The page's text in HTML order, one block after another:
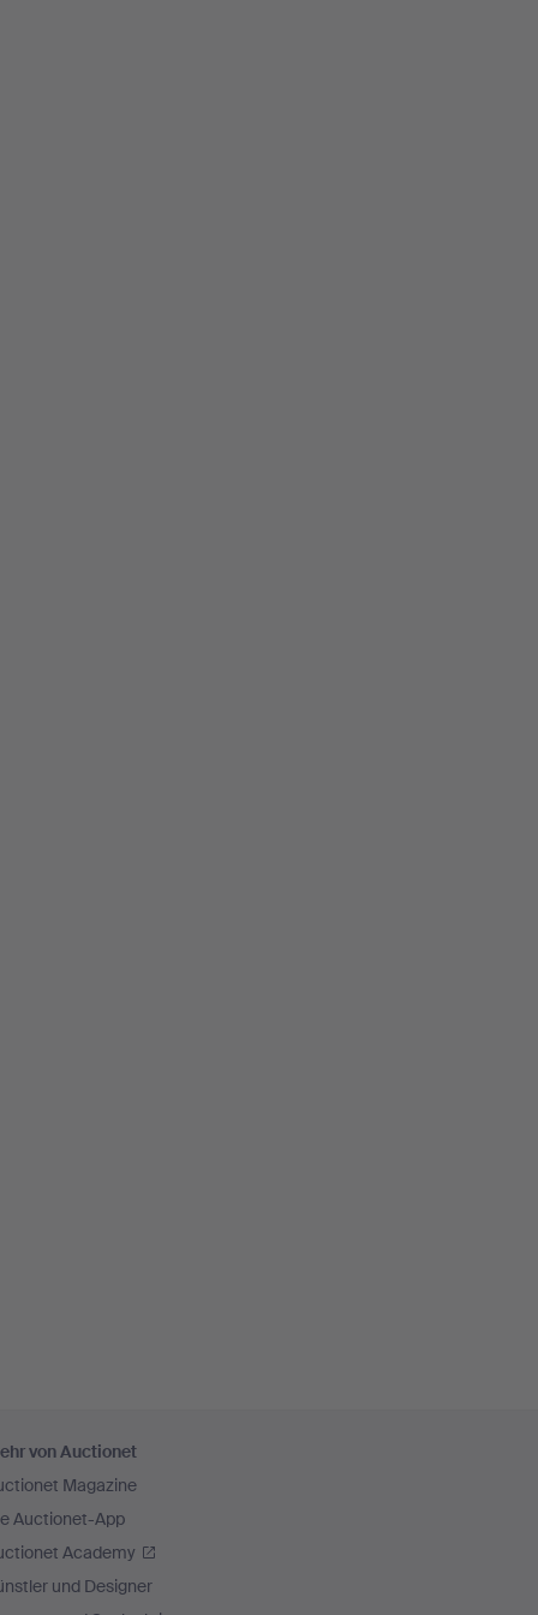
von Auctionet
Magazine
Auctionet-App
Academy
und Designer